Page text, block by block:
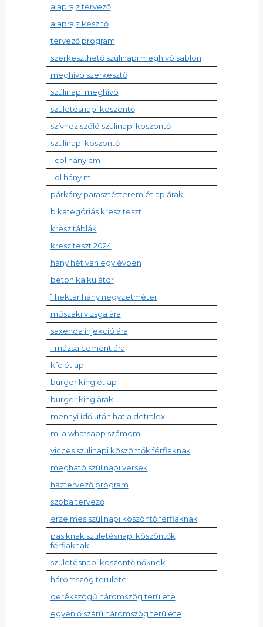
alaprajz tervező
alaprajz készítő
tervező program
szerkeszthető szülinapi meghívó sablon
meghívó szerkesztő
szülinapi meghívó
születésnapi köszöntő
szívhez szóló szülinapi köszöntő
szülinapi köszöntő
1 col hány cm
1 dl hány ml
párkány parasztétterem étlap árak
b kategóriás kresz teszt
kresz táblák
kresz teszt 2024
hány hét van egy évben
beton kalkulátor
1 hektár hány négyzetméter
műszaki vizsga ára
saxenda injekció ára
1 mázsa cement ára
kfc étlap
burger king étlap
burger king árak
mennyi idő után hat a detralex
mi a whatsapp számom
vicces szülinapi köszöntők férfiaknak
megható szülinapi versek
háztervező program
szoba tervező
érzelmes szülinapi köszöntő férfiaknak
pasiknak születésnapi köszöntők
férfiaknak
születésnapi köszöntő nőknek
háromszög területe
derékszögű háromszög területe
egyenlő szárú háromszög területe